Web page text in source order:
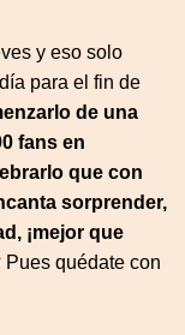
y eso solo
para el fin de
de una
fans en
que con
sorprender,
¡mejor que
quédate con